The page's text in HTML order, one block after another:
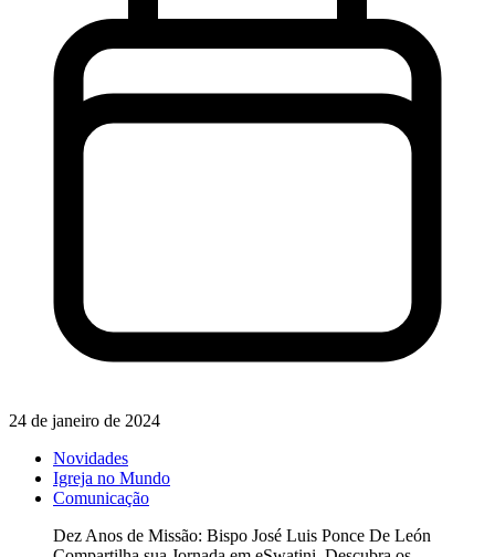
24 de janeiro de 2024
Novidades
Igreja no Mundo
Comunicação
Dez Anos de Missão: Bispo José Luis Ponce De León